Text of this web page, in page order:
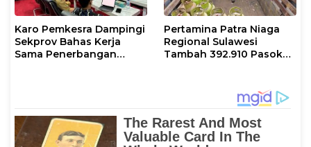
Karo Pemkesra Dampingi
Sekprov Bahas Kerja
Sama Penerbangan
Pertamina Patra Niaga
Regional Sulawesi
Tambah 392.910 Pasokan
dan Long Weekend